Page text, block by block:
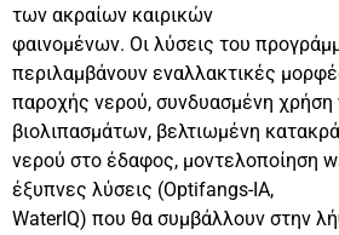
των ακραίων καιρικών
φαινομένων. Οι λύσεις του
περιλαμβάνουν εναλλακτικές
παροχής νερού, συνδυασμένη χρήση
βιολιπασμάτων, βελτιωμένη
νερού στο έδαφος, μοντελοποίηση
έξυπνες λύσεις (Optifangs-IA,
WaterIQ) που θα συμβάλλουν στην